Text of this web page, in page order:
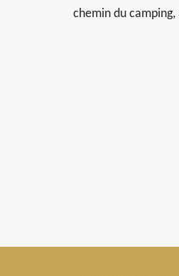
chemin du camping,